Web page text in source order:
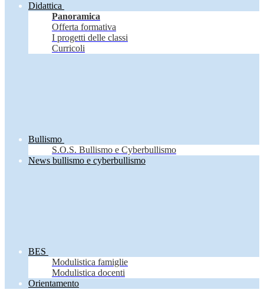
Didattica
Panoramica
Offerta formativa
I progetti delle classi
Curricoli
Bullismo
S.O.S. Bullismo e Cyberbullismo
News bullismo e cyberbullismo
BES
Modulistica famiglie
Modulistica docenti
Orientamento